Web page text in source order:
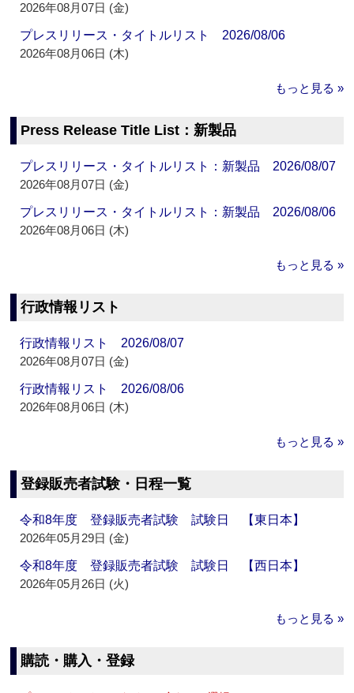
2026年08月07日 (金)
プレスリリース・タイトルリスト 2026/08/06
2026年08月06日 (木)
もっと見る »
Press Release Title List：新製品
プレスリリース・タイトルリスト：新製品 2026/08/07
2026年08月07日 (金)
プレスリリース・タイトルリスト：新製品 2026/08/06
2026年08月06日 (木)
もっと見る »
行政情報リスト
行政情報リスト 2026/08/07
2026年08月07日 (金)
行政情報リスト 2026/08/06
2026年08月06日 (木)
もっと見る »
登録販売者試験・日程一覧
令和8年度 登録販売者試験 試験日 【東日本】
2026年05月29日 (金)
令和8年度 登録販売者試験 試験日 【西日本】
2026年05月26日 (火)
もっと見る »
購読・購入・登録